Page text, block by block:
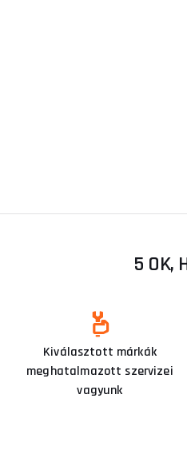
5 OK,
Kiválasztott márkák
meghatalmazott szervizei
vagyunk